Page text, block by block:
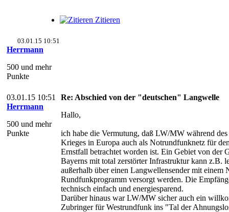
Zitieren
03.01.15 10:51
Herrmann
500 und mehr
Punkte
03.01.15 10:51
Herrmann
500 und mehr
Punkte
Re: Abschied von der "deutschen" Langwelle
Hallo,
ich habe die Vermutung, daß LW/MW während
Krieges in Europa auch als Notrundfunknetz für
Ernstfall betrachtet worden ist. Ein Gebiet von der
Bayerns mit total zerstörter Infrastruktur kann z.B.
außerhalb über einen Langwellensender mit einem
Rundfunkprogramm versorgt werden. Die
technisch einfach und energiesparend.
Darüber hinaus war LW/MW sicher auch ein
Zubringer für Westrundfunk ins "Tal der